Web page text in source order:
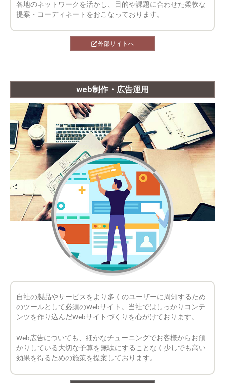
各地のネットワークを活かし、目的や課題に合わせた柔軟な
提案・コーディネートをおこなっております。
外部サイトへ
web制作・広告運用
自社の製品やサービスをより多くのユーザーに周知するため
のツールとして必須のWebサイト。当社ではしっかりコンテ
ンツを作り込んだWebサイトづくりを心がけております。
Web広告についても、細かなチューニングでお客様からお預
かりしている大切な予算を無駄にすることなく少しでも高い
効果を得るための施策を提案しております。